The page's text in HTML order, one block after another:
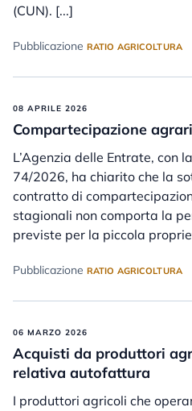
(CUN). [...]
Pubblicazione RATIO AGRICOLTURA
08 APRILE 2026
Compartecipazione
L’Agenzia delle Entrate, con
74/2026, ha chiarito che la
contratto di
stagionali non comporta la
previste per la piccola
Pubblicazione RATIO AGRICOLTURA
06 MARZO 2026
Acquisti da produttori
relativa autofattura
I produttori agricoli che